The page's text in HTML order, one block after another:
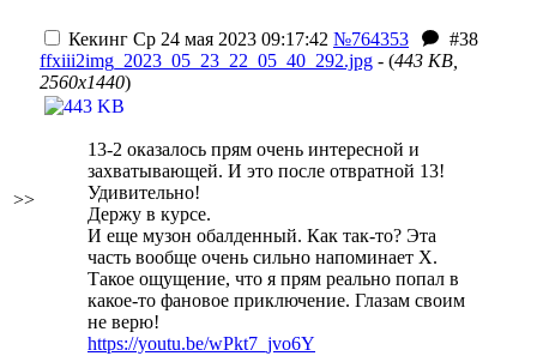
>>
Кекинг Ср 24 мая 2023 09:17:42 №764353
#38
ffxiii2img_2023_05_23_22_05_40_292.jpg - (443 KB,
2560x1440)
13-2 оказалось прям очень интересной и
захватывающей. И это после отвратной 13!
Удивительно!
Держу в курсе.
И еще музон обалденный. Как так-то? Эта
часть вообще очень сильно напоминает Х.
Такое ощущение, что я прям реально попал в
какое-то фановое приключение. Глазам своим
не верю!
https://youtu.be/wPkt7_jvo6Y